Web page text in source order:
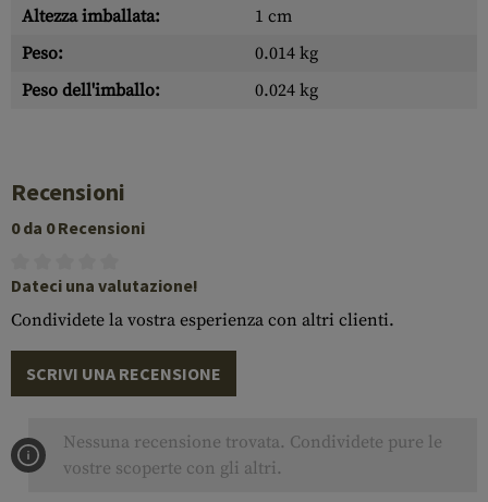
Altezza imballata:
1 cm
Peso:
0.014 kg
Peso dell'imballo:
0.024 kg
Recensioni
0 da 0 Recensioni
Dateci una valutazione!
Condividete la vostra esperienza con altri clienti.
SCRIVI UNA RECENSIONE
Nessuna recensione trovata. Condividete pure le
vostre scoperte con gli altri.